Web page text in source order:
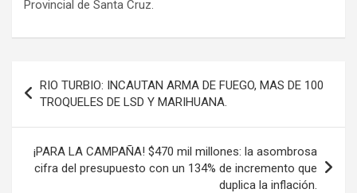
Provincial de Santa Cruz.
de
entradas
RIO TURBIO: INCAUTAN ARMA DE FUEGO, MAS DE 100
TROQUELES DE LSD Y MARIHUANA.
¡PARA LA CAMPAÑA! $470 mil millones: la asombrosa
cifra del presupuesto con un 134% de incremento que
duplica la inflación.